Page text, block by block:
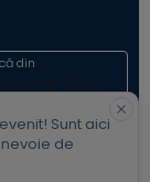
din
Sunt aici
de